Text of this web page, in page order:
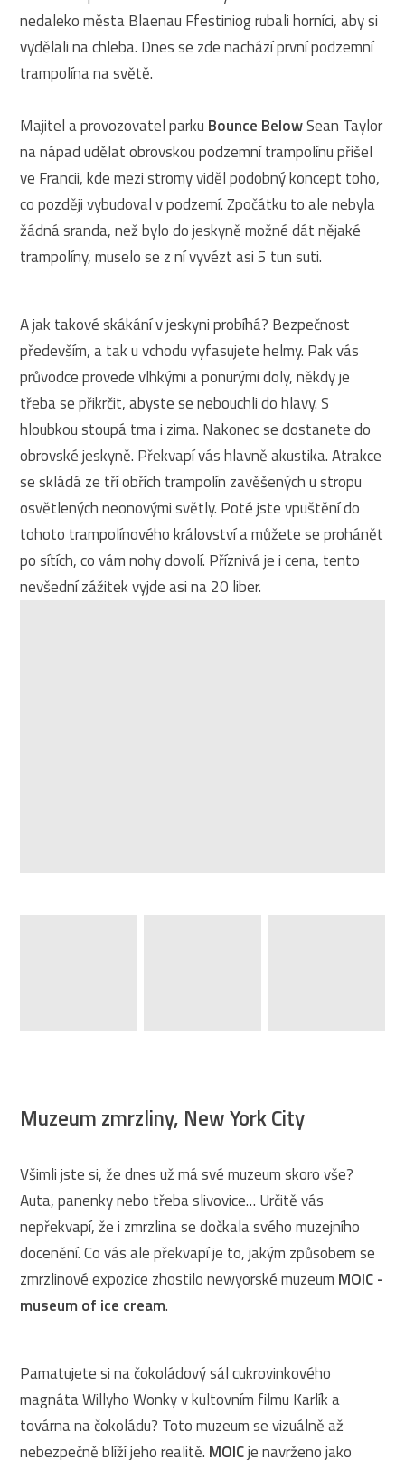
nedaleko města Blaenau Ffestiniog rubali horníci, aby si
vydělali na chleba. Dnes se zde nachází první podzemní
trampolína na světě.
Majitel a provozovatel parku Bounce BelowSean Taylor
na nápad udělat obrovskou podzemní trampolínu přišel
ve Francii, kde mezi stromy viděl podobný koncept toho,
co později vybudoval v podzemí. Zpočátku to ale nebyla
žádná sranda, než bylo do jeskyně možné dát nějaké
trampolíny, muselo se z ní vyvézt asi 5 tun suti.
A jak takové skákání v jeskyni probíhá? Bezpečnost
především, a tak u vchodu vyfasujete helmy. Pak vás
průvodce provede vlhkými a ponurými doly, někdy je
třeba se přikrčit, abyste se nebouchli do hlavy. S
hloubkou stoupá tma i zima. Nakonec se dostanete do
obrovské jeskyně. Překvapí vás hlavně akustika. Atrakce
se skládá ze tří obřích trampolín zavěšených u stropu
osvětlených neonovými světly. Poté jste vpuštění do
tohoto trampolínového království a můžete se prohánět
po sítích, co vám nohy dovolí. Příznivá je i cena, tento
nevšední zážitek vyjde asi na 20 liber.
Muzeum zmrzliny, New York City
Všimli jste si, že dnes už má své muzeum skoro vše?
Auta, panenky nebo třeba slivovice… Určitě vás
nepřekvapí, že i zmrzlina se dočkala svého muzejního
docenění. Co vás ale překvapí je to, jakým způsobem se
zmrzlinové expozice zhostilo newyorské muzeum MOIC -
museum of ice cream.
Pamatujete si na čokoládový sál cukrovinkového
magnáta Willyho Wonky v kultovním filmu Karlík a
továrna na čokoládu? Toto muzeum se vizuálně až
nebezpečně blíží jeho realitě. MOICje navrženo jako